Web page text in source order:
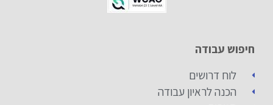
חיפוש עבודה
לוח דרושים
הכנה לראיון עבודה